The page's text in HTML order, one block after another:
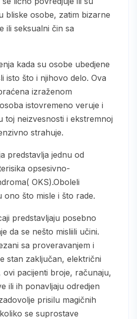
bliske osobe, zatim bizarne
ili seksualni čin sa
isto što i njihovo delo. Ova
izraženom
istovremeno veruje i
toj neizvesnosti i ekstremnoj
strahuje.
opsesivno-
OKS).Oboleli
ono što misle i što rade.
da se nešto misliili učini.
sa proveravanjem i
stan zaključan, električni
ovi pacijenti broje, računaju,
ili ih ponavljaju odredjen
prisilu magičnih
se suprostave